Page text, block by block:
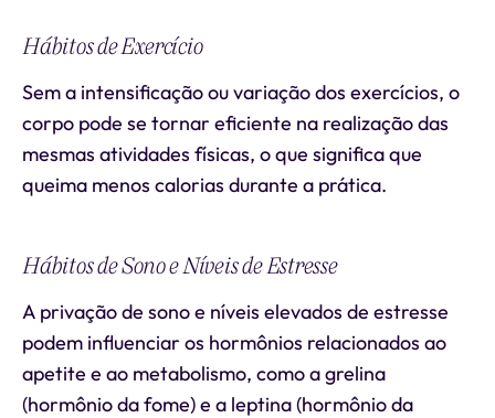
Hábitos de Exercício
Sem a intensificação ou variação dos exercícios, o
corpo pode se tornar eficiente na realização das
mesmas atividades físicas, o que significa que
queima menos calorias durante a prática.
Hábitos de Sono e Níveis de Estresse
A privação de sono e níveis elevados de estresse
podem influenciar os hormônios relacionados ao
apetite e ao metabolismo, como a grelina
(hormônio da fome) e a leptina (hormônio da